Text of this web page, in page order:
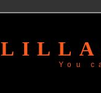
You